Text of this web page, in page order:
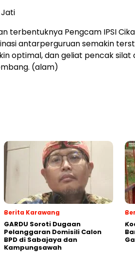
terbentuknya Pengcam IPSI
antarperguruan semakin
optimal, dan geliat pencak silat
(alam)
Berita Karawang
GARDU Soroti Dugaan
Pelanggaran Domisili Calon
BPD di Sabajaya dan
Kampungsawah